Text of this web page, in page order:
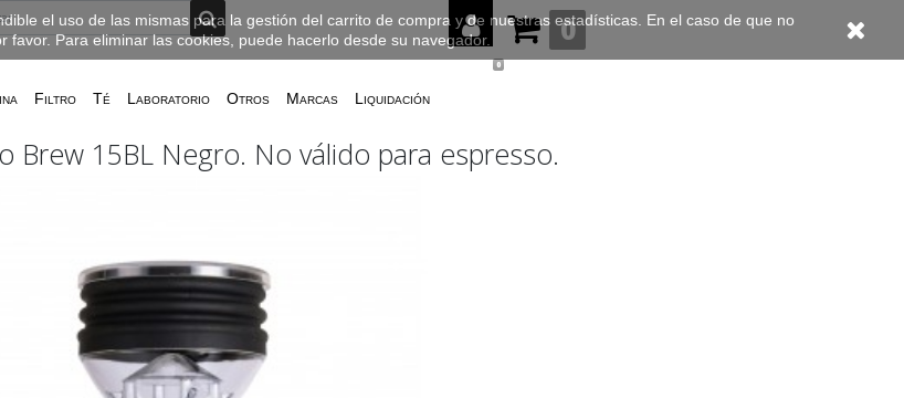
0
0
Filtro Té Laboratorio Otros Marcas Liquidación
Brew 15BL Negro. No válido para espresso.
el uso de las mismas para la gestión del carrito de compra y de nuestras estadísticas. En el caso de que no
favor. Para eliminar las cookies, puede hacerlo desde su navegador.